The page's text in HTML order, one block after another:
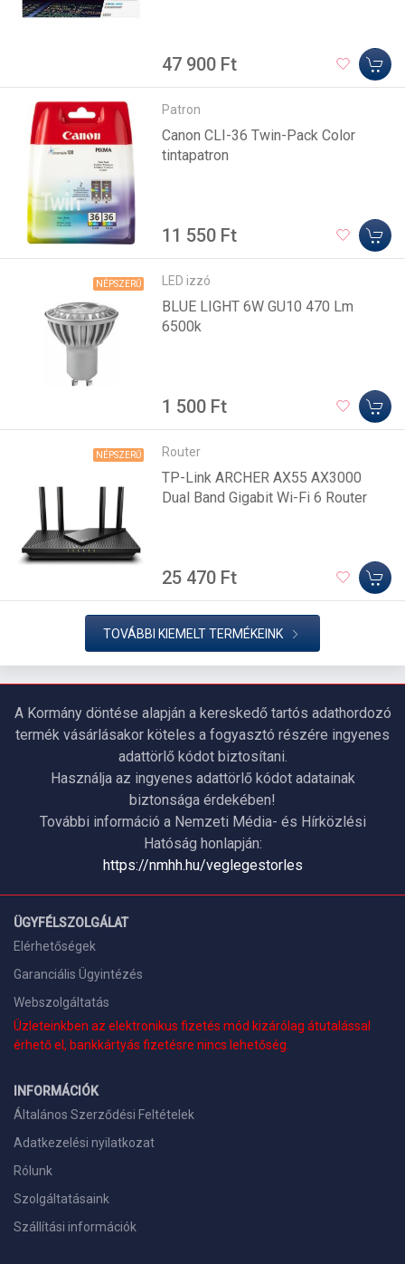
47 900 Ft
Patron
Canon CLI-36 Twin-Pack Color
tintapatron
11 550 Ft
NÉPSZERŰ LED izzó
BLUE LIGHT 6W GU10 470 Lm
6500k
1 500 Ft
NÉPSZERŰ Router
TP-Link ARCHER AX55 AX3000
Dual Band Gigabit Wi-Fi 6 Router
25 470 Ft
TOVÁBBI KIEMELT TERMÉKEINK
A Kormány döntése alapján a kereskedő tartós adathordozó
termék vásárlásakor köteles a fogyasztó részére ingyenes
adattörlő kódot biztosítani.
Használja az ingyenes adattörlő kódot adatainak
biztonsága érdekében!
További információ a Nemzeti Média- és Hírközlési
Hatóság honlapján:
https://nmhh.hu/veglegestorles
ÜGYFÉLSZOLGÁLAT
Elérhetőségek
Garanciális Ügyintézés
Webszolgáltatás
Üzleteinkben az elektronikus fizetés mód kizárólag átutalással
érhető el, bankkártyás fizetésre nincs lehetőség.
INFORMÁCIÓK
Általános Szerződési Feltételek
Adatkezelési nyilatkozat
Rólunk
Szolgáltatásaink
Szállítási információk